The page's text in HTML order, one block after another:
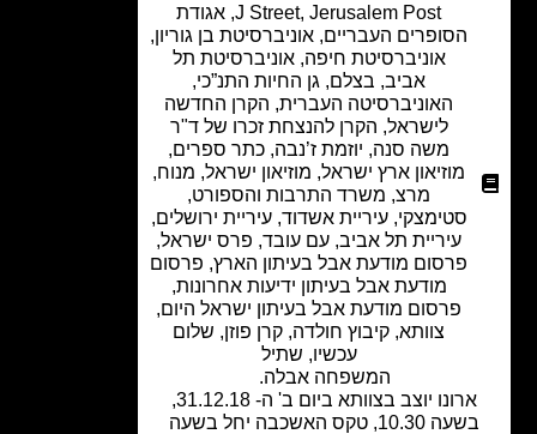
J Street,Jerusalem Post
,אגודת
הסופרים העבריים,אוניברסיטת בן גוריון ,
אוניברסיטת חיפה,אוניברסיטת תל
בצלם,גן החיות התנ”כי,
האוניברסיטה העברית ,הקרן החדשה
,הקרן להנצחת זכרו של ד"ר
משה סנה,יוזמת ז’נבה,כתר ספרים,
מוזיאון ארץ ישראל, מוזיאון ישראל, מנוח,
מרצ
משרד התרבות והספורט,
סטימצקי,עיריית אשדוד,עיריית ירושלים ,
עיריית תל אביב,עם עובד,פרס ישראל,
פרסום מודעת אבל בעיתון הארץ,פרסום
מודעת אבל בעיתון ידיעות אחרונות,
פרסום מודעת אבל בעיתון ישראל היום,
קיבוץ חולדה, קרן פוזן ,שלום
שתיל
המשפחה אבלה.
ארונו יוצב בצוותא ביום ב' ה- 31.12.18,
בשעה 10.30, טקס האשכבה יחל בשעה